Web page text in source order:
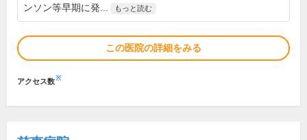
ンソン等早期に発...
もっと読む
この医院の詳細をみる
アクセス数※